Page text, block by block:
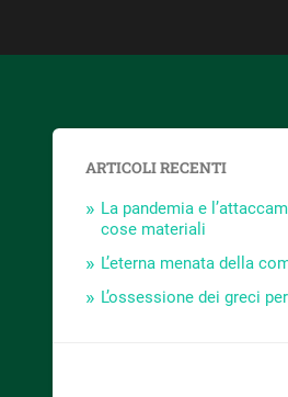
ARTICOLI RECENTI
La pandemia e
cose materiali
L’eterna menata della
L’ossessione dei greci